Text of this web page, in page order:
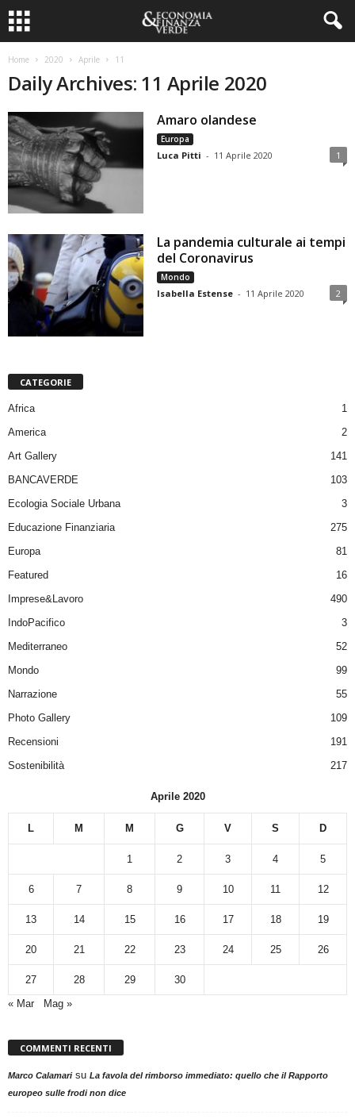
Home 2020 Aprile 11
Daily Archives: 11 Aprile 2020
Amaro olandese
Europa
Luca Pitti - 11 Aprile 2020 1
La pandemia culturale ai tempi
del Coronavirus
Mondo
Isabella Estense - 11 Aprile 2020 2
CATEGORIE
Africa
1
America
2
Art Gallery
141
BANCAVERDE
103
Ecologia Sociale Urbana
3
Educazione Finanziaria
275
Europa
81
Featured
16
Imprese&Lavoro
490
IndoPacifico
3
Mediterraneo
52
Mondo
99
Narrazione
55
Photo Gallery
109
Recensioni
191
Sostenibilità
217
Aprile 2020
L M M G V S D
1 2 3 4 5
6 7 8 9 10 11 12
13 14 15 16 17 18 19
20 21 22 23 24 25 26
27 28 29
30
« Mar
Mag »
COMMENTI RECENTI
Marco Calamarisu La favola del rimborso immediato: quello che il Rapporto
europeo sulle frodi non dice